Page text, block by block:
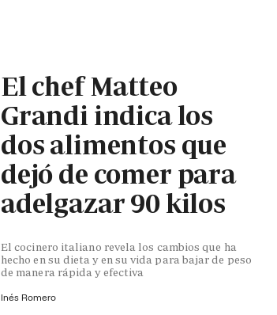
El chef Matteo
Grandi indica los
dos alimentos que
dejó de comer para
adelgazar 90 kilos
El cocinero italiano revela los cambios que ha
hecho en su dieta y en su vida para bajar de peso
de manera rápida y efectiva
Inés Romero